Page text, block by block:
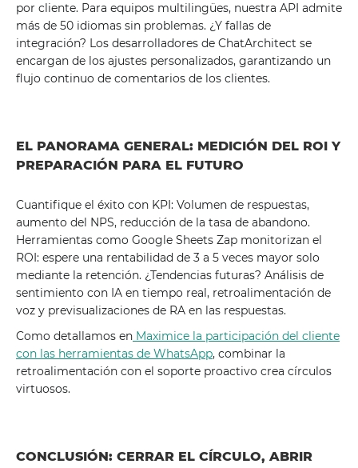
por cliente. Para equipos multilingües, nuestra API admite
más de 50 idiomas sin problemas. ¿Y fallas de
integración? Los desarrolladores de ChatArchitect se
encargan de los ajustes personalizados, garantizando un
flujo continuo de comentarios de los clientes.
EL PANORAMA GENERAL: MEDICIÓN DEL ROI Y
PREPARACIÓN PARA EL FUTURO
Cuantifique el éxito con KPI: Volumen de respuestas,
aumento del NPS, reducción de la tasa de abandono.
Herramientas como Google Sheets Zap monitorizan el
ROI: espere una rentabilidad de 3 a 5 veces mayor solo
mediante la retención. ¿Tendencias futuras? Análisis de
sentimiento con IA en tiempo real, retroalimentación de
voz y previsualizaciones de RA en las respuestas.
Como detallamos en Maximice la participación del cliente
con las herramientas de WhatsApp, combinar la
retroalimentación con el soporte proactivo crea círculos
virtuosos.
CONCLUSIÓN: CERRAR EL CÍRCULO, ABRIR